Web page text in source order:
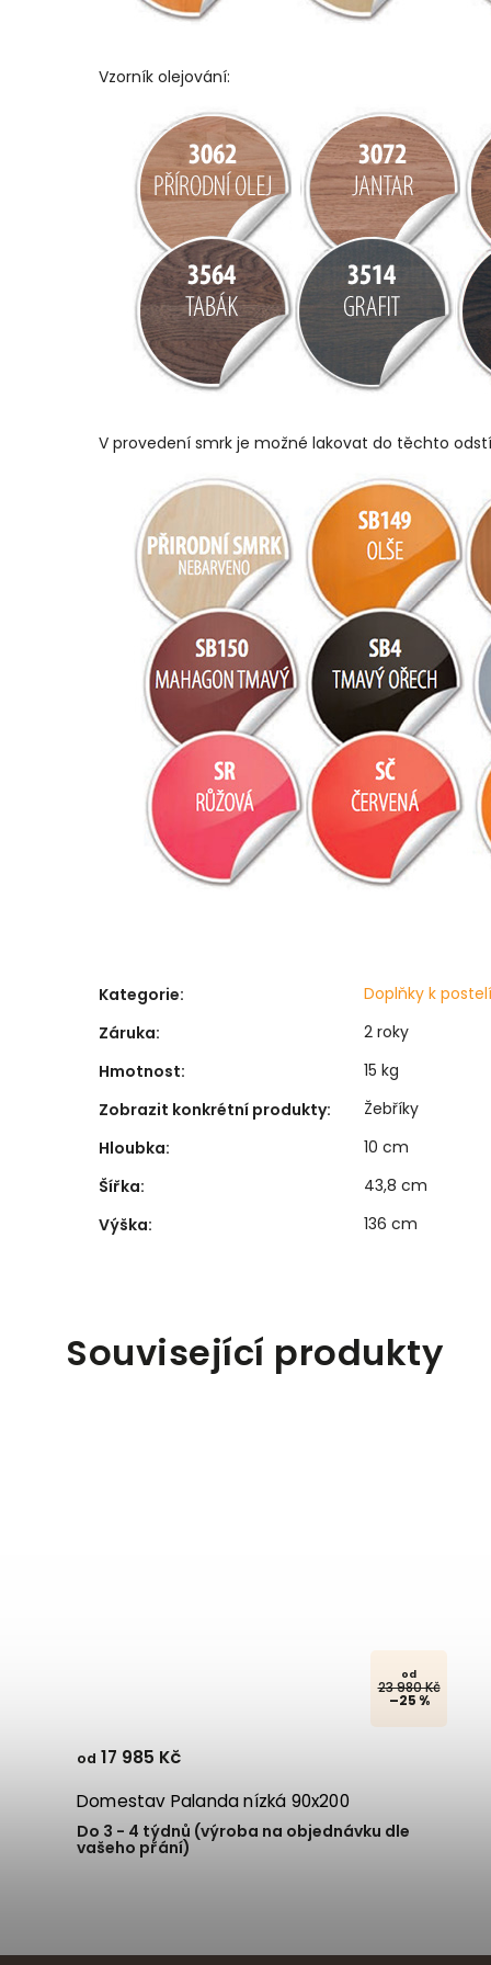
Vzorník olejování:
V provedení smrk je možné lakovat do těchto
Kategorie:
Doplňky k
Záruka:
2 roky
Hmotnost:
15 kg
Zobrazit konkrétní produkty:
Žebříky
Hloubka:
10 cm
Šířka:
43,8 cm
Výška: 136 cm
Související produkty
od
23 980 Kč
–25 %
Domestav Palanda nízká 90x200
Do 3 - 4 týdnů (výroba na objednávku dle
vašeho přání)
od 17 985 Kč